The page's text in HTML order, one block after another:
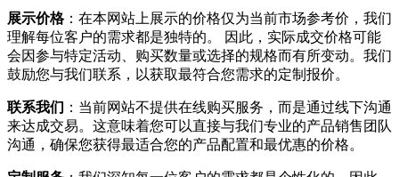
展示价格：在本网站上展示的价格仅为当前市场参考价，我们
理解每位客户的需求都是独特的。 因此，实际成交价格可能
会因参与特定活动、购买数量或选择的规格而有所变动。我们
鼓励您与我们联系，以获取最符合您需求的定制报价。
联系我们 ：当前网站不提供在线购买服务，而是通过线下沟通
来达成交易。这意味着您可以直接与我们专业的产品销售团队
沟通，确保您获得最适合您的产品配置和最优惠的价格。